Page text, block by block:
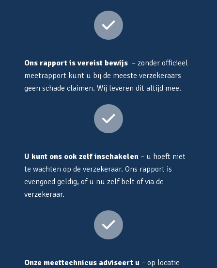
Ons rapport is vereist bewijs – zonder officieel
meetrapport kunt u bij de meeste verzekeraars
geen schade claimen. Wij leveren dit altijd mee.
U kunt ons ook zelf inschakelen – u hoeft niet
te wachten op de verzekeraar. Ons rapport is
evengoed geldig, of u nu zelf belt of via de
verzekeraar.
Onze meettechnicus adviseert u – op locatie